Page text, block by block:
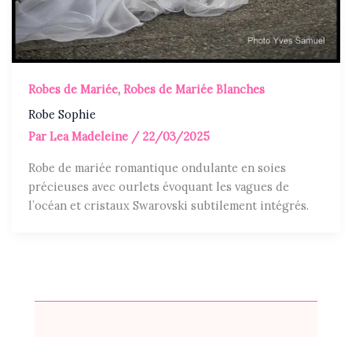
Robes de Mariée,Robes de Mariée Blanches
Robe Sophie
ParLea Madeleine / 22/03/2025
Robe de mariée romantique ondulante en soies
précieuses avec ourlets évoquant les vagues de
l’océan et cristaux Swarovski subtilement intégrés.